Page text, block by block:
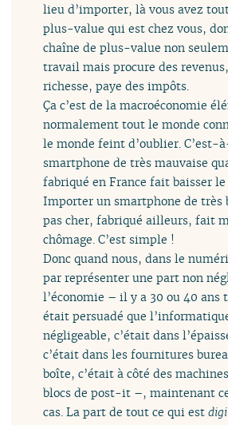
lieu d’importer, là vous avez
plus-value qui est chez vous,
chaîne de plus-value non
travail mais procure des
richesse, paye des impôts.
Ça c’est de la macroéconomie
normalement tout le monde
le monde feint d’oublier. C’est-
smartphone de très mauvaise
fabriqué en France fait baisser le
Importer un smartphone de très
pas cher, fabriqué ailleurs, fait
chômage. C’est simple !
Donc quand nous, dans le
par représenter une part non
l’économie – il y a 30 ou 40 ans
était persuadé que
négligeable, c’était dans
c’était dans les fournitures
boîte, c’était à côté des
blocs de post-it –, maintenant
cas. La part de tout ce qui est